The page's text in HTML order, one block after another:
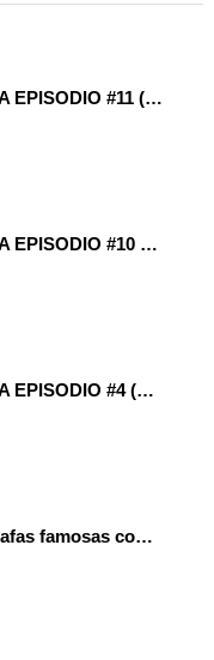
PODCAST BURBUJA EPISODIO #11 (Completo)
PODCAST BURBUJA EPISODIO #10 (Completo)
PODCAST BURBUJA EPISODIO #4 (Completo)
Conocemos a fotógrafas famosas con motivo del 8M